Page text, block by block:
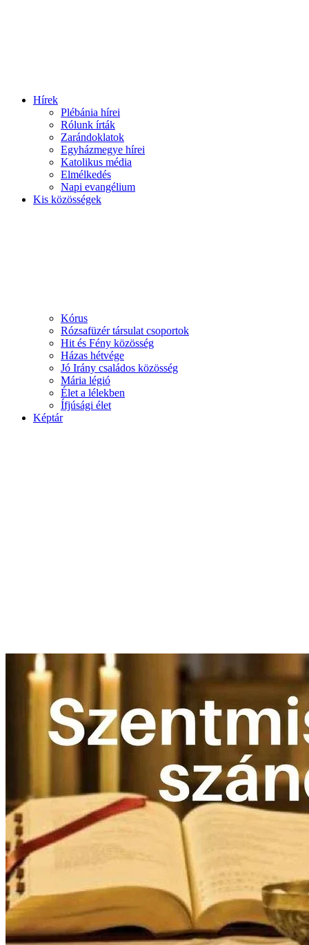
Hírek
Plébánia hírei
Rólunk írták
Zarándoklatok
Egyházmegye hírei
Katolikus média
Elmélkedés
Napi evangélium
Kis közösségek
Kórus
Rózsafüzér társulat csoportok
Hit és Fény közösség
Házas hétvége
Jó Irány családos közösség
Mária légió
Élet a lélekben
Ífjúsági élet
Képtár